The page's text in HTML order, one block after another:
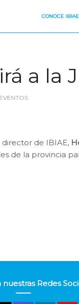
CONOCE IBIAE
a la
EVENTOS
director de IBIAE,
de la provincia
Redes